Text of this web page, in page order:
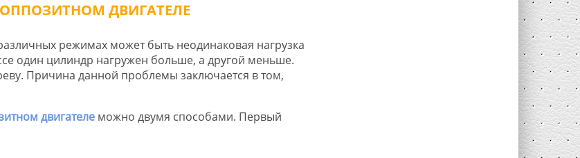
ДВИГАТЕЛЕ
режимах может быть неодинаковая нагрузка
один цилиндр нагружен больше, а другой меньше.
Причина данной проблемы заключается в том,
двигателеможно двумя способами. Первый